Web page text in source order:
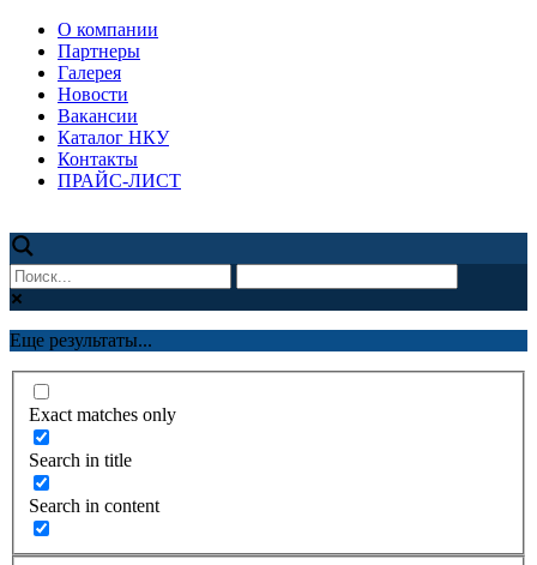
О компании
Партнеры
Галерея
Новости
Вакансии
Каталог НКУ
Контакты
ПРАЙС-ЛИСТ
Еще результаты...
Exact matches only
Search in title
Search in content